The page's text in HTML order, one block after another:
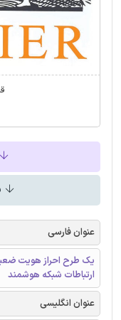
عنوان فارسی
یک طرح احراز هویت
ارتباطات شبکه هوشمند
عنوان انگلیسی